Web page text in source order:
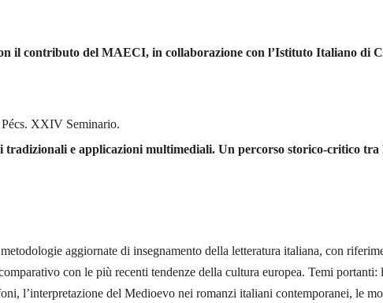
il contributo del MAECI, in collaborazione con l’Istituto Italiano di
XXIV Seminario.
e applicazioni multimediali. Un percorso storico-critico tra
aggiornate di insegnamento della letteratura italiana, con
con le più recenti tendenze della cultura europea. Temi
l’interpretazione del Medioevo nei romanzi italiani contemporanei, le